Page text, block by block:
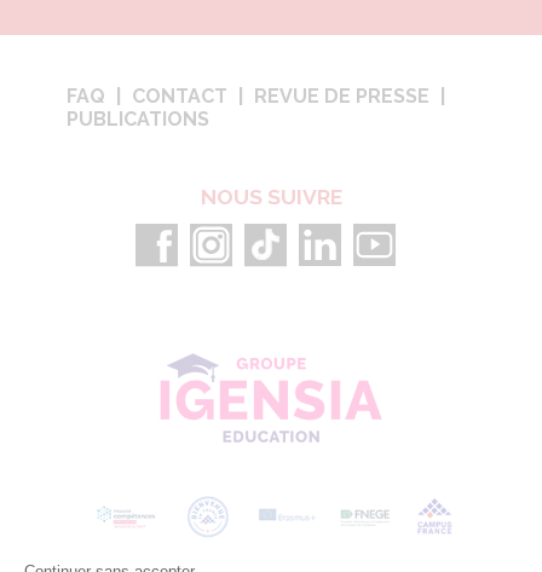
FAQ CONTACT
REVUE DE PRESSE
PUBLICATIONS
NOUS SUIVRE